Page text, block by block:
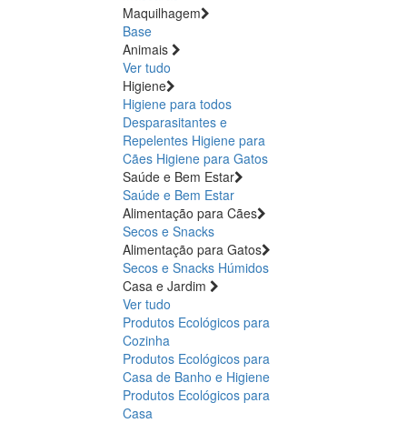
Maquilhagem
Base
Animais
Ver tudo
Higiene
Higiene para todos
Desparasitantes e
Repelentes Higiene para
Cães Higiene para Gatos
Saúde e Bem Estar
Saúde e Bem Estar
Alimentação para Cães
Secos e Snacks
Alimentação para Gatos
Secos e Snacks Húmidos
Casa e Jardim
Ver tudo
Produtos Ecológicos para
Cozinha
Produtos Ecológicos para
Casa de Banho e Higiene
Produtos Ecológicos para
Casa